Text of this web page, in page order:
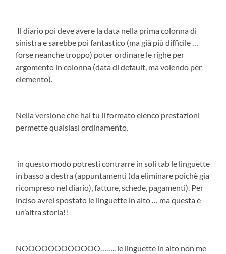
Il diario poi deve avere la data nella prima colonna di
sinistra e sarebbe poi fantastico (ma già più difficile …
forse neanche troppo) poter ordinare le righe per
argomento in colonna (data di default, ma volendo per
elemento).
Nella versione che hai tu il formato elenco prestazioni
permette qualsiasi ordinamento.
in questo modo potresti contrarre in soli tab le linguette
in basso a destra (appuntamenti (da eliminare poichè gia
ricompreso nel diario), fatture, schede, pagamenti). Per
inciso avrei spostato le linguette in alto … ma questa è
un’altra storia!!
NOOOOOOOOOOOO…….. le linguette in alto non me